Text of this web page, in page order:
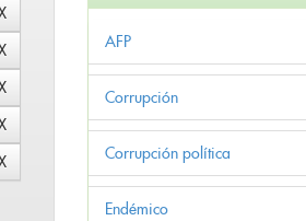
AFP
Corrupción
Corrupción política
Endémico